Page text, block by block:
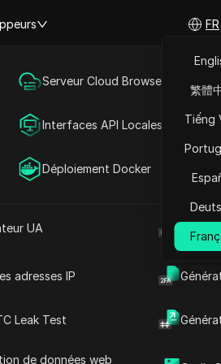
UA
Quel
adresses IP
Leak Test
de données web
Serveur Cloud Browser MCP
Interfaces API Locales
Déploiement Docker
FR
繁體
Tiếng